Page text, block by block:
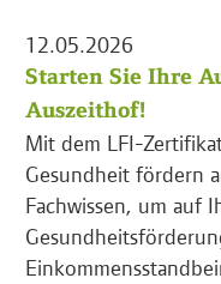
12.05.2026
Starten Sie Ihre
Auszeithof!
Mit dem LFI-
Gesundheit fördern
Fachwissen, um auf